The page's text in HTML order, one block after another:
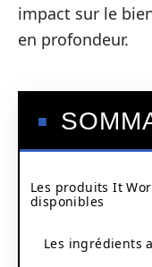
impact sur le
en profondeur.
Les produits It
disponibles
Les ingrédients